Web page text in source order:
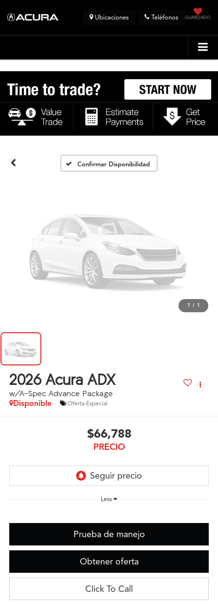
GUARDADO
Ubicaciones Teléfonos
Confirmar Disponibilidad
Fotos No
Disponibles
Por favor, revise luego
1 / 1
2026 Acura ADX
w/A-Spec Advance Package
Disponible Oferta Especial
$66,788
PRECIO
Less
Prueba de manejo
Obtener oferta
Click To Call